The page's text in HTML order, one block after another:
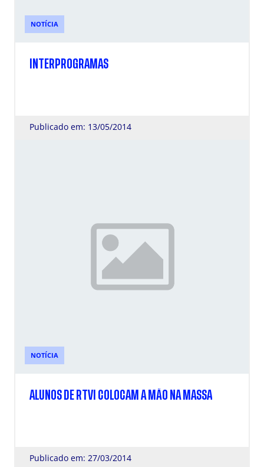
NOTÍCIA
INTERPROGRAMAS
Publicado em: 13/05/2014
NOTÍCIA
ALUNOS DE RTVI COLOCAM A MÃO NA MASSA
Publicado em: 27/03/2014